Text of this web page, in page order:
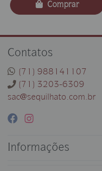
Comprar
Contatos
(71) 988141107
(71) 3203-6309
sac@sequilhato.com.br
Informações